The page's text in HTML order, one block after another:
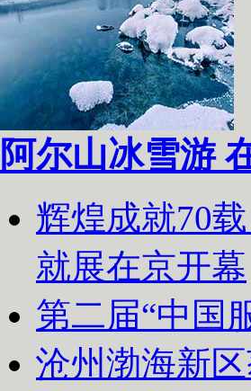
阿尔山冰雪游
辉煌成就70
就展在京开幕
第二届“中国
沧州渤海新